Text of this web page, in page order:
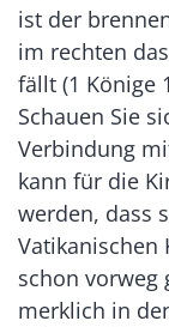
ist der
im rechten
fällt (1 Könige
Schauen Sie
Verbindung
kann für die
werden, dass
Vatikanischen
schon vorweg
merklich in